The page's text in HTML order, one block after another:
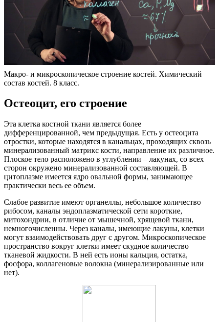
Макро- и микроскопическое строение костей. Химический
состав костей. 8 класс.
Остеоцит, его строение
Эта клетка костной ткани является более
дифференцированной, чем предыдущая. Есть у остеоцита
отростки, которые находятся в канальцах, проходящих сквозь
минерализованный матрикс кости, направление их различное.
Плоское тело расположено в углублении – лакунах, со всех
сторон окружено минерализованной составляющей. В
цитоплазме имеется ядро овальной формы, занимающее
практически весь ее объем.
Слабое развитие имеют органеллы, небольшое количество
рибосом, каналы эндоплазматической сети короткие,
митохондрии, в отличие от мышечной, хрящевой ткани,
немногочисленны. Через каналы, имеющие лакуны, клетки
могут взаимодействовать друг с другом. Микроскопическое
пространство вокруг клетки имеет скудное количество
тканевой жидкости. В ней есть ионы кальция, остатка,
фосфора, коллагеновые волокна (минерализированные или
нет).